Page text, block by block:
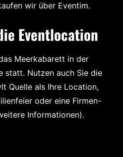
wir über Eventim.
Eventlocation
Meerkabarett in der
statt. Nutzen auch Sie die
Quelle als Ihre Location,
oder eine Firmen-
Informationen).